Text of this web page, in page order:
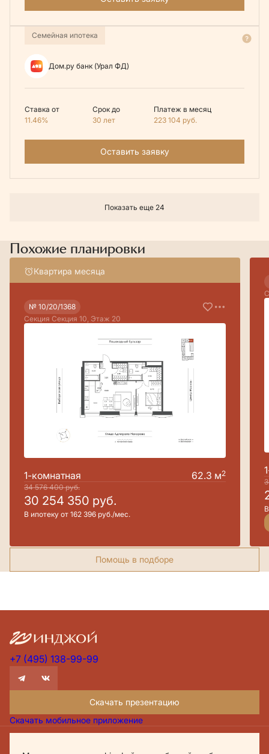
Семейная ипотека
Дом.ру банк (Урал ФД)
Ставка от
11.46%
Срок до
30 лет
Платеж в месяц
223 104 руб.
Оставить заявку
Показать еще 24
Похожие планировки
Квартира месяца
№ 10/20/1368
Секция Секция 10, Этаж 20
1-комнатная 62.3 м2
34 576 400руб.
30 254 350 руб.
В ипотеку от 162 396 руб./мес.
Помощь в подборе
+7 (495) 138-99-99
Скачать презентацию
Скачать мобильное приложение